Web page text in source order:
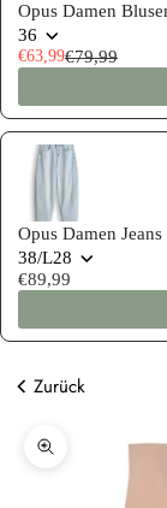
Opus Damen
36
€63,99€79,99
Opus Damen
38/L28
€89,99
Zurück
Bild vergrößern